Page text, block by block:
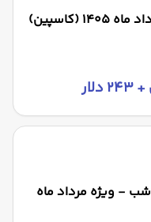
تور ترکیبی کوش آداسی + ازمیر 6 شب - ویژه مرداد ماه